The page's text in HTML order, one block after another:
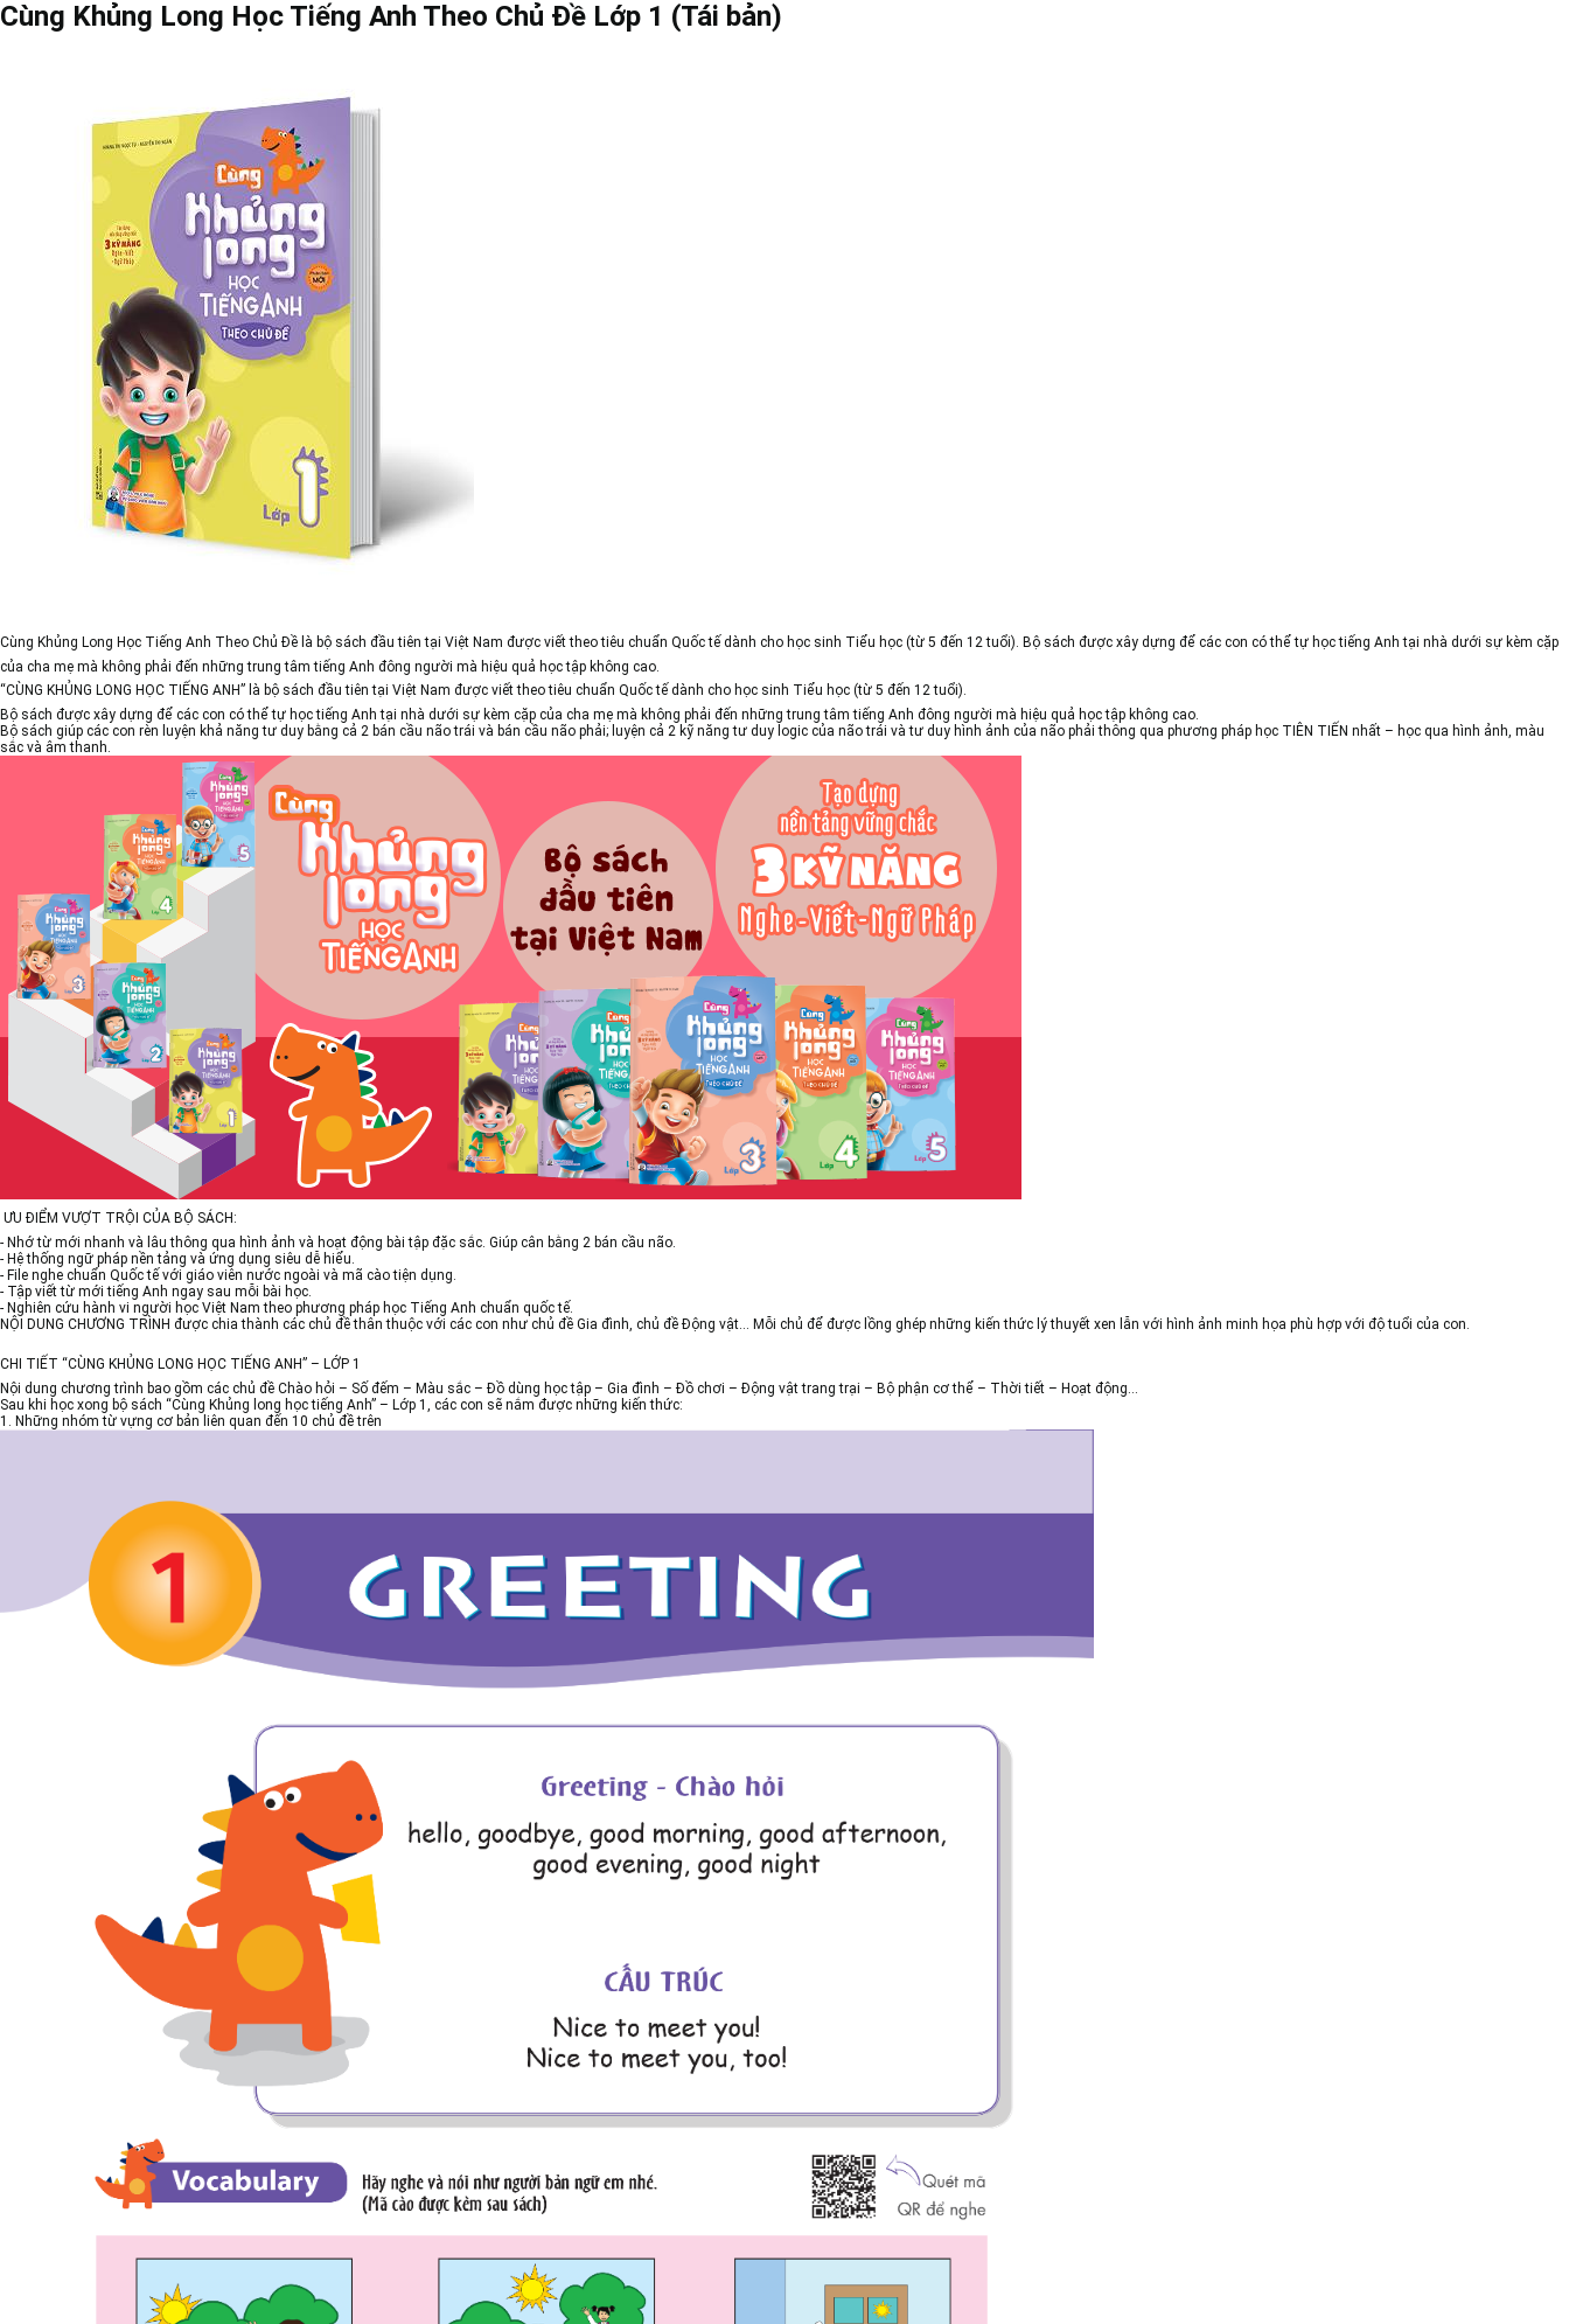
Cùng Khủng Long Học Tiếng Anh Theo Chủ Đề Lớp 1 (Tái bản)
Cùng Khủng Long Học Tiếng Anh Theo Chủ Đề là bộ sách đầu tiên tại Việt Nam được viết theo tiêu chuẩn Quốc tế dành cho học sinh Tiểu học (từ 5 đến 12 tuổi). Bộ sách được xây dựng để các con có thể tự học tiếng Anh tại nhà dưới sự kèm cặp
của cha mẹ mà không phải đến những trung tâm tiếng Anh đông người mà hiệu quả học tập không cao.
“CÙNG KHỦNG LONG HỌC TIẾNG ANH” là bộ sách đầu tiên tại Việt Nam được viết theo tiêu chuẩn Quốc tế dành cho học sinh Tiểu học (từ 5 đến 12 tuổi).
Bộ sách được xây dựng để các con có thể tự học tiếng Anh tại nhà dưới sự kèm cặp của cha mẹ mà không phải đến những trung tâm tiếng Anh đông người mà hiệu quả học tập không cao.
Bộ sách giúp các con rèn luyện khả năng tư duy bằng cả 2 bán cầu não trái và bán cầu não phải; luyện cả 2 kỹ năng tư duy logic của não trái và tư duy hình ảnh của não phải thông qua phương pháp học TIÊN TIẾN nhất – học qua hình ảnh, màu
sắc và âm thanh.
ƯU ĐIỂM VƯỢT TRỘI CỦA BỘ SÁCH:
- Nhớ từ mới nhanh và lâu thông qua hình ảnh và hoạt động bài tập đặc sắc. Giúp cân bằng 2 bán cầu não.
- Hệ thống ngữ pháp nền tảng và ứng dụng siêu dễ hiểu.
- File nghe chuẩn Quốc tế với giáo viên nước ngoài và mã cào tiện dụng.
- Tập viết từ mới tiếng Anh ngay sau mỗi bài học.
- Nghiên cứu hành vi người học Việt Nam theo phương pháp học Tiếng Anh chuẩn quốc tế.
NỘI DUNG CHƯƠNG TRÌNH được chia thành các chủ đề thân thuộc với các con như chủ đề Gia đình, chủ đề Động vật… Mỗi chủ để được lồng ghép những kiến thức lý thuyết xen lẫn với hình ảnh minh họa phù hợp với độ tuổi của con.
CHI TIẾT “CÙNG KHỦNG LONG HỌC TIẾNG ANH” – LỚP 1
Nội dung chương trình bao gồm các chủ đề Chào hỏi – Số đếm – Màu sắc – Đồ dùng học tập – Gia đình – Đồ chơi – Động vật trang trại – Bộ phận cơ thể – Thời tiết – Hoạt động…
Sau khi học xong bộ sách “Cùng Khủng long học tiếng Anh” – Lớp 1, các con sẽ nắm được những kiến thức:
1. Những nhóm từ vựng cơ bản liên quan đến 10 chủ đề trên